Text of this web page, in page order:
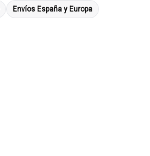
Envíos España y Europa